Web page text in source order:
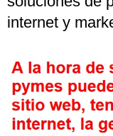
internet y